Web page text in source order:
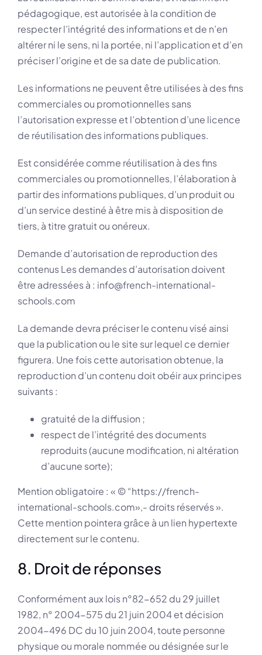
pédagogique, est autorisée à la condition de
respecter l’intégrité des informations et de n’en
altérer ni le sens, ni la portée, ni l’application et d’en
préciser l’origine et de sa date de publication.
Les informations ne peuvent être utilisées à des fins
commerciales ou promotionnelles sans
l’autorisation expresse et l’obtention d’une licence
de réutilisation des informations publiques.
Est considérée comme réutilisation à des fins
commerciales ou promotionnelles, l’élaboration à
partir des informations publiques, d’un produit ou
d’un service destiné à être mis à disposition de
tiers, à titre gratuit ou onéreux.
Demande d’autorisation de reproduction des
contenus Les demandes d’autorisation doivent
être adressées à : info@french-international-
schools.com
La demande devra préciser le contenu visé ainsi
que la publication ou le site sur lequel ce dernier
figurera. Une fois cette autorisation obtenue, la
reproduction d’un contenu doit obéir aux principes
suivants :
gratuité de la diffusion ;
respect de l’intégrité des documents
reproduits (aucune modification, ni altération
d’aucune sorte);
Mention obligatoire : « © “https://french-
international-schools.com»,- droits réservés ».
Cette mention pointera grâce à un lien hypertexte
directement sur le contenu.
8. Droit de réponses
Conformément aux lois n°82-652 du 29 juillet
1982, n° 2004-575 du 21 juin 2004 et décision
2004-496 DC du 10 juin 2004, toute personne
physique ou morale nommée ou désignée sur le